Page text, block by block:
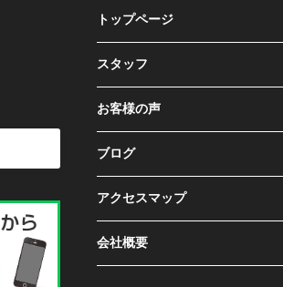
トップページ
スタッフ
お客様の声
ブログ
アクセスマップ
会社概要